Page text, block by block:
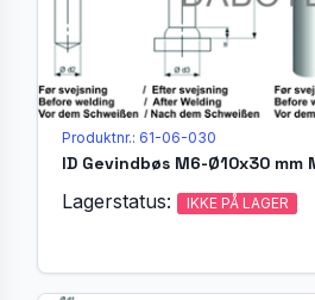
Produktnr.: 61-06-030
Lagerstatus: IKKE PÅ LAGER